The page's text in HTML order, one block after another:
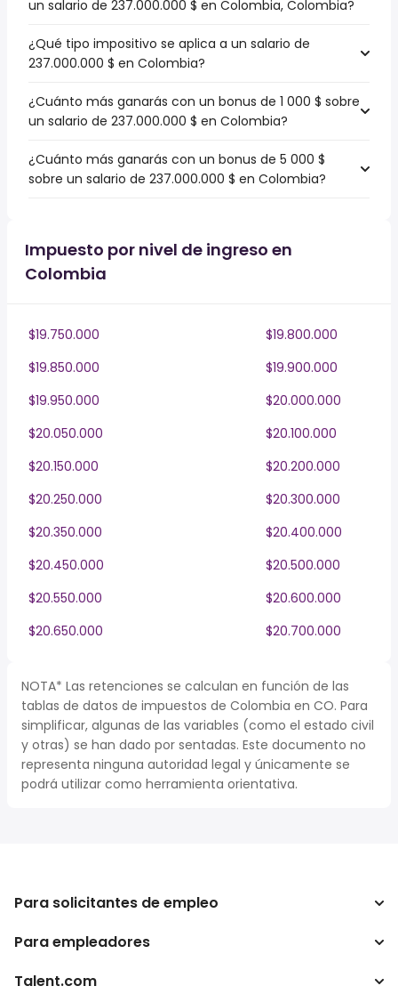
un salario de 237.000.000 $ en Colombia, Colombia?
¿Qué tipo impositivo se aplica a un salario de
237.000.000 $ en Colombia?
¿Cuánto más ganarás con un bonus de 1 000 $ sobre
un salario de 237.000.000 $ en Colombia?
¿Cuánto más ganarás con un bonus de 5 000 $
sobre un salario de 237.000.000 $ en Colombia?
Impuesto por nivel de ingreso en
Colombia
$19.750.000
$19.800.000
$19.850.000
$19.900.000
$19.950.000
$20.000.000
$20.050.000
$20.100.000
$20.150.000
$20.200.000
$20.250.000
$20.300.000
$20.350.000
$20.400.000
$20.450.000
$20.500.000
$20.550.000
$20.600.000
$20.650.000
$20.700.000
NOTA* Las retenciones se calculan en función de las
tablas de datos de impuestos de Colombia en CO. Para
simplificar, algunas de las variables (como el estado civil
y otras) se han dado por sentadas. Este documento no
representa ninguna autoridad legal y únicamente se
podrá utilizar como herramienta orientativa.
Para solicitantes de empleo
Buscador de trabajo
Para empleadores
Empresa
Talent.com